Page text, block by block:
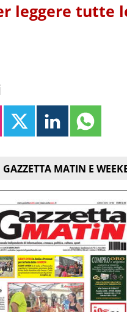
leggere tutte
GAZZETTA MATIN E